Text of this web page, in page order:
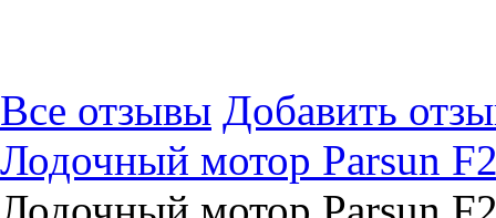
Все отзывы Добавить
Лодочный мотор Parsun